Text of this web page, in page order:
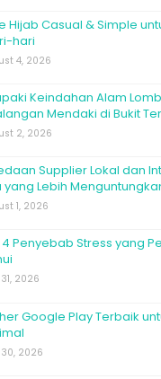
Hijab Casual & Simple
hari
4, 2026
Keindahan Alam
Mendaki di Bukit
2, 2026
Supplier Lokal dan
yang Lebih
1, 2026
Penyebab Stress yang
2026
Google Play Terbaik
2026